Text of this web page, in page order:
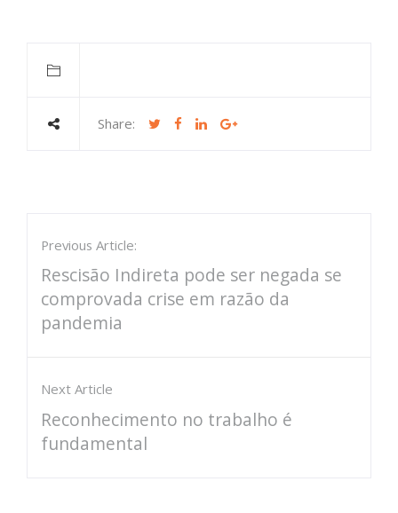
Share:
Previous Article:
Rescisão Indireta pode ser negada se
comprovada crise em razão da
pandemia
Next Article
Reconhecimento no trabalho é
fundamental